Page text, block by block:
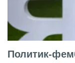
Политик-